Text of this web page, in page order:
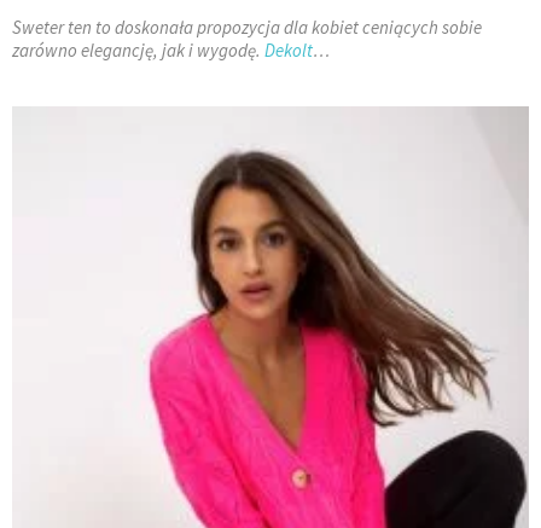
Sweter ten to doskonała propozycja dla kobiet ceniących sobie
zarówno elegancję, jak i wygodę. Dekolt…